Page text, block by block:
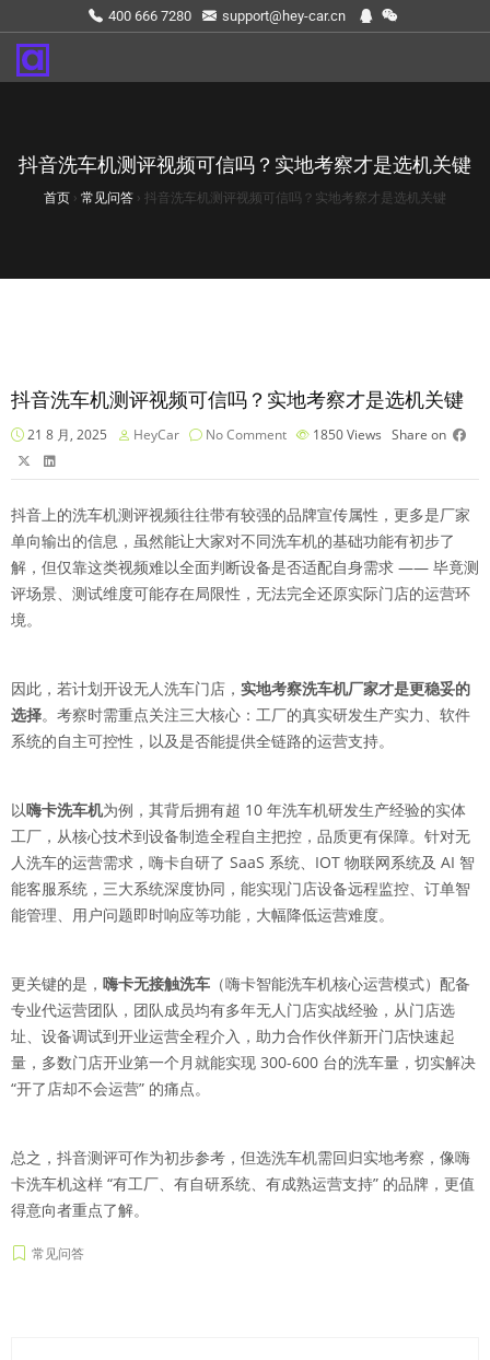
400 666 7280 support@hey-car.cn
抖音洗车机测评视频可信吗？实地考察才是选机关键
首页 › 常见问答 › 抖音洗车机测评视频可信吗？实地考察才是选机关键
抖音洗车机测评视频可信吗？实地考察才是选机关键
21 8 月, 2025 HeyCar No Comment 1850Views Share on
抖音上的洗车机测评视频往往带有较强的品牌宣传属性，更多是厂家
单向输出的信息，虽然能让大家对不同洗车机的基础功能有初步了
解，但仅靠这类视频难以全面判断设备是否适配自身需求 —— 毕竟测
评场景、测试维度可能存在局限性，无法完全还原实际门店的运营环
境。
因此，若计划开设无人洗车门店， 实地考察洗车机厂家才是更稳妥的
选择。考察时需重点关注三大核心：工厂的真实研发生产实力、软件
系统的自主可控性，以及是否能提供全链路的运营支持。
以嗨卡洗车机为例，其背后拥有超 10 年洗车机研发生产经验的实体
工厂，从核心技术到设备制造全程自主把控，品质更有保障。针对无
人洗车的运营需求，嗨卡自研了 SaaS 系统、IOT 物联网系统及 AI 智
能客服系统，三大系统深度协同，能实现门店设备远程监控、订单智
能管理、用户问题即时响应等功能，大幅降低运营难度。
更关键的是， 嗨卡无接触洗车 （嗨卡智能洗车机核心运营模式）配备
专业代运营团队，团队成员均有多年无人门店实战经验，从门店选
址、设备调试到开业运营全程介入，助力合作伙伴新开门店快速起
量，多数门店开业第一个月就能实现 300-600 台的洗车量，切实解决
“开了店却不会运营” 的痛点。
总之，抖音测评可作为初步参考，但选洗车机需回归实地考察，像嗨
卡洗车机这样 “有工厂、有自研系统、有成熟运营支持” 的品牌，更值
得意向者重点了解。
常见问答